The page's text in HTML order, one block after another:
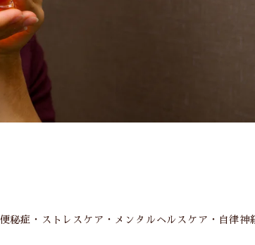
秘症・ストレスケア・メンタルヘルスケア・自律神